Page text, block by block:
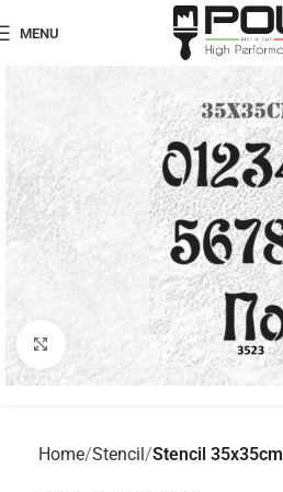
MENU
Click to enlarge
Home Stencil Stencil 35x35cm